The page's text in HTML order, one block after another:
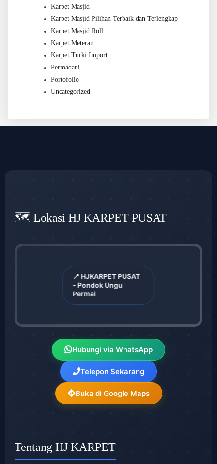
Karpet Masjid
Karpet Masjid Pilihan Terbaik dan Terlengkap
Karpet Masjid Roll
Karpet Meteran
Karpet Turki Import
Permadani
Portofolio
Uncategorized
🗺️ Lokasi HJ KARPET PUSAT
📍 HJKARPET PUSAT
- Pondok Ungu
Permai
Hubungi via WhatsApp
Telepon Sekarang
Buka di Google Maps
Tentang HJ KARPET